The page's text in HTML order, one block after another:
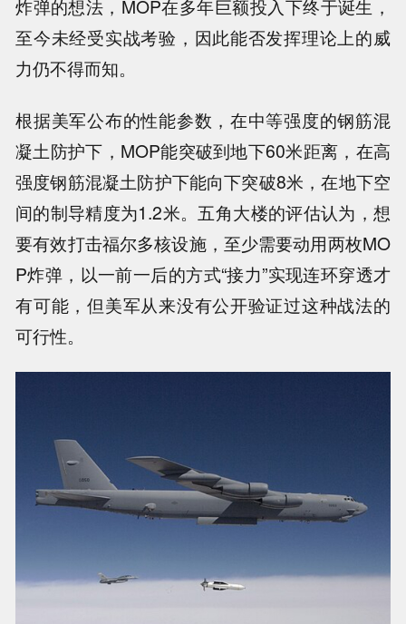
炸弹的想法，MOP在多年巨额投入下终于诞生，
至今未经受实战考验，因此能否发挥理论上的威
力仍不得而知。
根据美军公布的性能参数，在中等强度的钢筋混
凝土防护下，MOP能突破到地下60米距离，在高
强度钢筋混凝土防护下能向下突破8米，在地下空
间的制导精度为1.2米。五角大楼的评估认为，想
要有效打击福尔多核设施，至少需要动用两枚MO
P炸弹，以一前一后的方式“接力”实现连环穿透才
有可能，但美军从来没有公开验证过这种战法的
可行性。